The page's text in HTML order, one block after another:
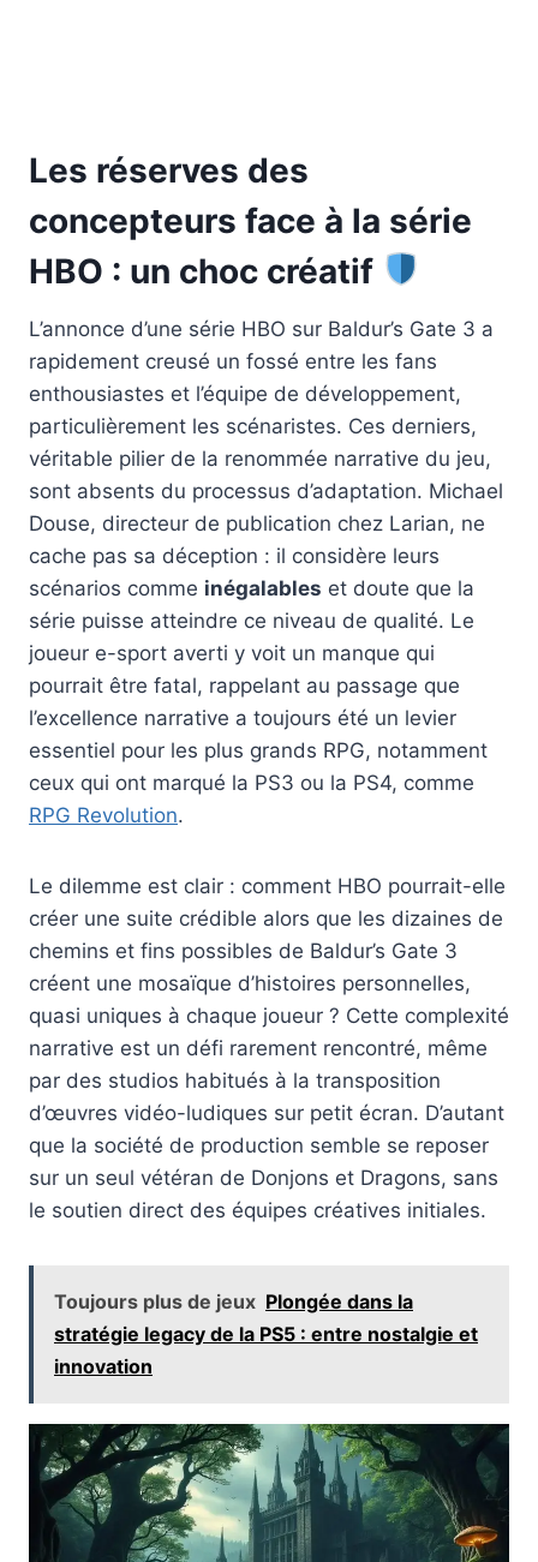
Les réserves des
concepteurs face à la série
HBO : un choc créatif
L’annonce d’une série HBO sur Baldur’s Gate 3 a
rapidement creusé un fossé entre les fans
enthousiastes et l’équipe de développement,
particulièrement les scénaristes. Ces derniers,
véritable pilier de la renommée narrative du jeu,
sont absents du processus d’adaptation. Michael
Douse, directeur de publication chez Larian, ne
cache pas sa déception : il considère leurs
scénarios comme inégalables et doute que la
série puisse atteindre ce niveau de qualité. Le
joueur e-sport averti y voit un manque qui
pourrait être fatal, rappelant au passage que
l’excellence narrative a toujours été un levier
essentiel pour les plus grands RPG, notamment
ceux qui ont marqué la PS3 ou la PS4, comme
RPG Revolution.
Le dilemme est clair : comment HBO pourrait-elle
créer une suite crédible alors que les dizaines de
chemins et fins possibles de Baldur’s Gate 3
créent une mosaïque d’histoires personnelles,
quasi uniques à chaque joueur ? Cette complexité
narrative est un défi rarement rencontré, même
par des studios habitués à la transposition
d’œuvres vidéo-ludiques sur petit écran. D’autant
que la société de production semble se reposer
sur un seul vétéran de Donjons et Dragons, sans
le soutien direct des équipes créatives initiales.
Toujours plus de jeux Plongée dans la
stratégie legacy de la PS5 : entre nostalgie et
innovation